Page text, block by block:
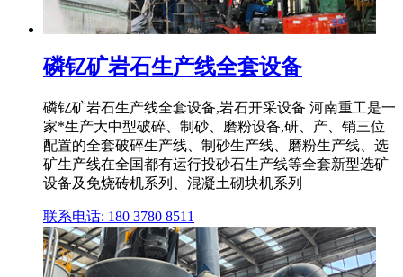
磷钇矿岩石生产线全套设备
磷钇矿岩石生产线全套设备,岩石开采设备 河南重工是一
家*生产大中型破碎、制砂、磨粉设备,研、产、销三位
配置的全套破碎生产线、制砂生产线、磨粉生产线、选
矿生产线在全国都有运行投砂石生产线等全套新型选矿
设备及免烧砖机系列、混凝土砌块机系列
联系电话: 180 3780 8511